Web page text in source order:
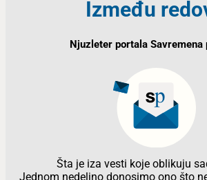
Između
Njuzleter portala Savremena
Šta je iza vesti koje oblikuju
Jednom nedeljno donosimo ono što